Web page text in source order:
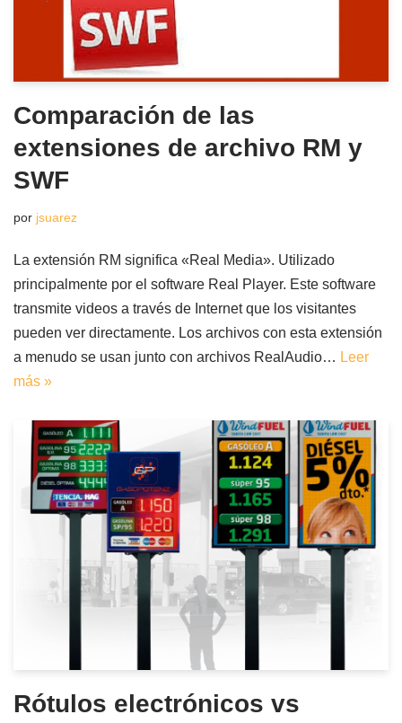
Comparación de las
extensiones de archivo RM y
SWF
por jsuarez
La extensión RM significa «Real Media». Utilizado
principalmente por el software Real Player. Este software
transmite videos a través de Internet que los visitantes
pueden ver directamente. Los archivos con esta extensión
a menudo se usan junto con archivos RealAudio… Leer
más »
Rótulos electrónicos vs